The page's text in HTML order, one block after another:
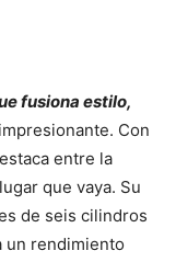
fusiona estilo,
Con
entre la
que vaya. Su
de seis cilindros
un rendimiento